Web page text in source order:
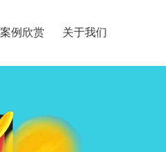
案例欣赏 关于我们